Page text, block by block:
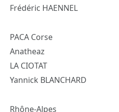
Frédéric HAENNEL
PACA Corse
Anatheaz
LA CIOTAT
Yannick BLANCHARD
Rhône-Alpes